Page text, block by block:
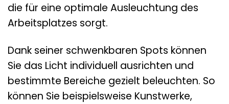
die für eine optimale Ausleuchtung des
Arbeitsplatzes sorgt.
Dank seiner schwenkbaren Spots können
Sie das Licht individuell ausrichten und
bestimmte Bereiche gezielt beleuchten. So
können Sie beispielsweise Kunstwerke,